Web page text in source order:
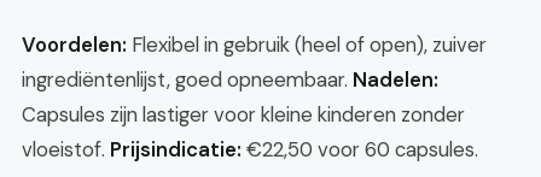
Voordelen: Flexibel in gebruik (heel of open), zuiver
ingrediëntenlijst, goed opneembaar. Nadelen:
Capsules zijn lastiger voor kleine kinderen zonder
vloeistof. Prijsindicatie: €22,50 voor 60 capsules.